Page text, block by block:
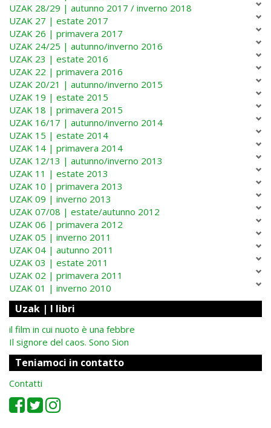
UZAK 28/29 | autunno 2017 / inverno 2018
UZAK 27 | estate 2017
UZAK 26 | primavera 2017
UZAK 24/25 | autunno/inverno 2016
UZAK 23 | estate 2016
UZAK 22 | primavera 2016
UZAK 20/21 | autunno/inverno 2015
UZAK 19 | estate 2015
UZAK 18 | primavera 2015
UZAK 16/17 | autunno/inverno 2014
UZAK 15 | estate 2014
UZAK 14 | primavera 2014
UZAK 12/13 | autunno/inverno 2013
UZAK 11 | estate 2013
UZAK 10 | primavera 2013
UZAK 09 | inverno 2013
UZAK 07/08 | estate/autunno 2012
UZAK 06 | primavera 2012
UZAK 05 | inverno 2011
UZAK 04 | autunno 2011
UZAK 03 | estate 2011
UZAK 02 | primavera 2011
UZAK 01 | inverno 2010
Uzak | I libri
il film in cui nuoto è una febbre
Il signore del caos. Sono Sion
Teniamoci in contatto
Contatti